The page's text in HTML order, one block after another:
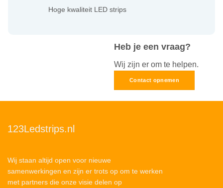
Heb je een vraag?
Wij zijn er om te helpen.
Contact opnemen
Hoge kwaliteit LED strips
123Ledstrips.nl
Wij staan altijd open voor nieuwe
samenwerkingen en zijn er trots op om te werken
met partners die onze visie delen op